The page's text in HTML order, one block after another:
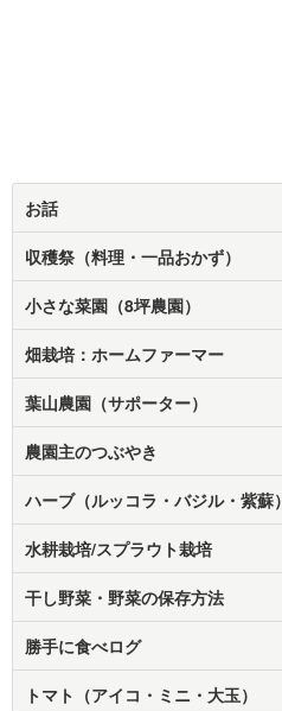
お話
収穫祭（料理・一品おかず）
小さな菜園（8坪農園）
畑栽培：ホームファーマー
葉山農園（サポーター）
農園主のつぶやき
ハーブ（ルッコラ・バジル・紫蘇）
水耕栽培/スプラウト栽培
干し野菜・野菜の保存方法
勝手に食べログ
トマト（アイコ・ミニ・大玉）